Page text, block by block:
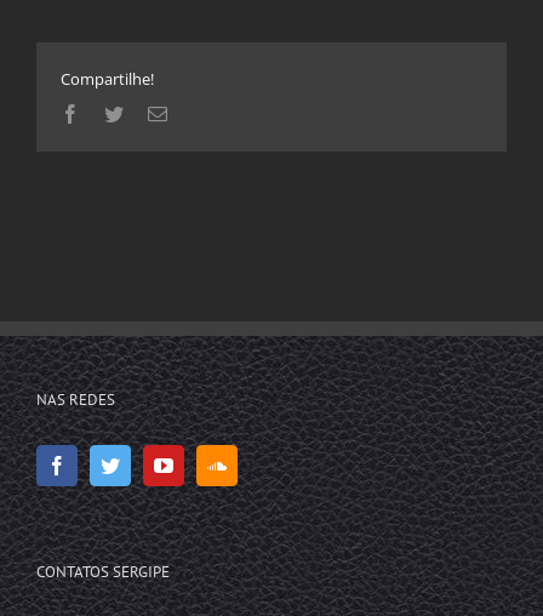
Compartilhe!
Facebook
TwitterE-
NAS REDES
CONTATOS SERGIPE